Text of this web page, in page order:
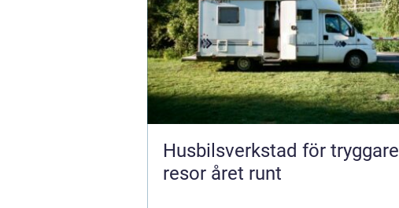
Husbilsverkstad för tryggare
resor året runt